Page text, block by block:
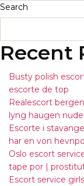
Search
Recent
Busty polish
escorte de top
Realescort
lyng haugen nude
Escorte i
har en von hevnpo
Oslo escort
tape por |
Escort service